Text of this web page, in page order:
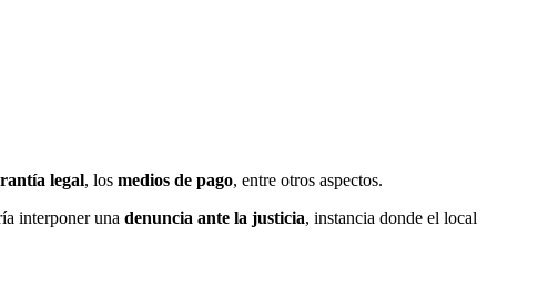
legal, los medios de pago, entre otros aspectos.
interponer una denuncia ante la justicia, instancia donde el local